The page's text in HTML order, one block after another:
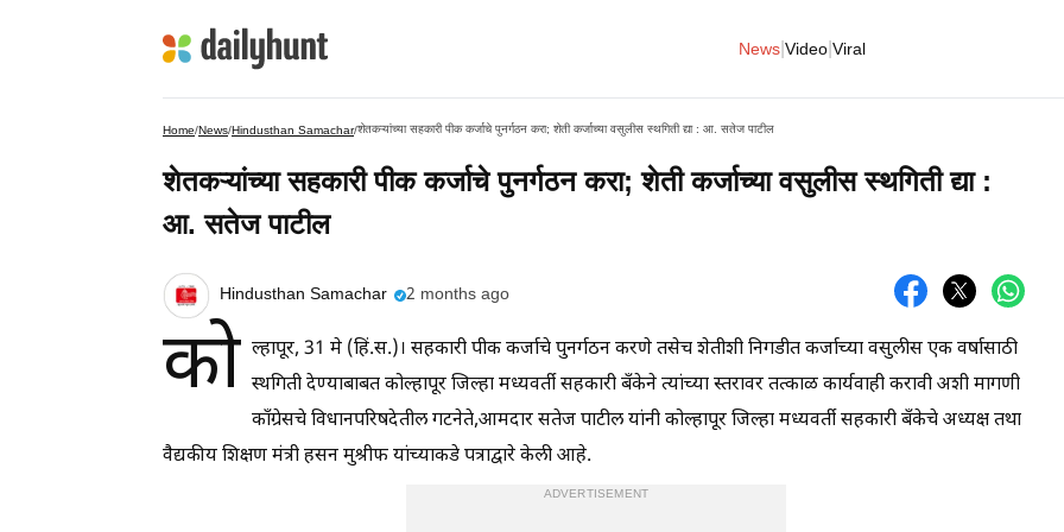
News Video Viral
Home/News/Hindusthan Samachar/शेतकऱ्यांच्या सहकारी पीक कर्जाचे पुनर्गठन करा; शेती कर्जाच्या वसुलीस स्थगिती द्या : आ. सतेज पाटील
शेतकऱ्यांच्या सहकारी पीक कर्जाचे पुनर्गठन करा; शेती कर्जाच्या वसुलीस स्थगिती द्या :
आ. सतेज पाटील
Hindusthan Samachar 2 months ago
को ल्हापूर, 31 मे (हिं.स.)। सहकारी पीक कर्जाचे पुनर्गठन करणे तसेच शेतीशी निगडीत कर्जाच्या वसुलीस एक वर्षासाठी
स्थगिती देण्याबाबत कोल्हापूर जिल्हा मध्यवर्ती सहकारी बँकेने त्यांच्या स्तरावर तत्काळ कार्यवाही करावी अशी मागणी
काँग्रेसचे विधानपरिषदेतील गटनेते,आमदार सतेज पाटील यांनी कोल्हापूर जिल्हा मध्यवर्ती सहकारी बँकेचे अध्यक्ष तथा
वैद्यकीय शिक्षण मंत्री हसन मुश्रीफ यांच्याकडे पत्राद्वारे केली आहे.
ADVERTISEMENT